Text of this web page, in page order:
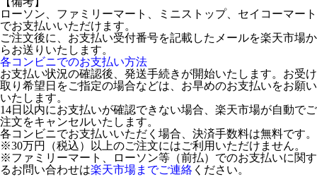
ローソン、ファミリーマート、ミニストップ、セイコーマート
でお支払いいただけます。
ご注文後に、お支払い受付番号を記載したメールを楽天市場か
らお送りいたします。
各コンビニでのお支払い方法
お支払い状況の確認後、発送手続きが開始いたします。お受け
取り希望日をご指定の場合などは、お早めのお支払いをお願い
いたします。
14日以内にお支払いが確認できない場合、楽天市場が自動でご
注文をキャンセルいたします。
各コンビニでお支払いいただく場合、決済手数料は無料です。
※30万円（税込）以上のご注文にはご利用いただけません。
※ファミリーマート、ローソン等（前払）でのお支払いに関す
るお問い合わせは楽天市場までご連絡 ください。